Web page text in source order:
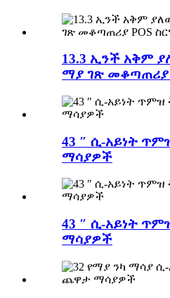
13.3 ኢንች አቅም
ማያ ገጽ መቆጣጠሪያ
43 ″ ሲ-አይነት
ማሳያዎች
43 ″ ሲ-አይነት
ማሳያዎች